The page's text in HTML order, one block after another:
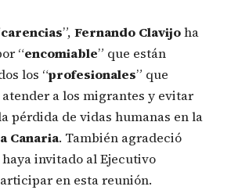
carencias”, Fernando Clavijoha
“encomiable” que están
los “profesionales” que
a los migrantes y evitar
pérdida de vidas humanas en la
Canaria. También agradeció
haya invitado al Ejecutivo
en esta reunión.